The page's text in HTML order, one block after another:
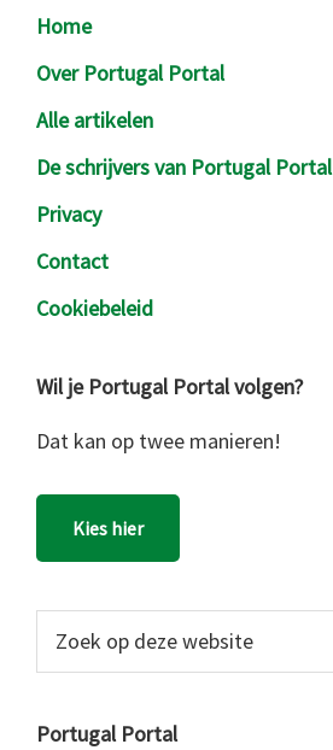
Footer
Home
Over Portugal Portal
Alle artikelen
De schrijvers van Portugal Portal
Privacy
Contact
Cookiebeleid
Wil je Portugal Portal volgen?
Dat kan op twee manieren!
Kies hier
website
Portugal Portal